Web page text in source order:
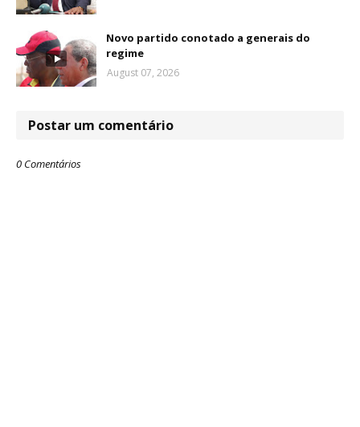
Novo partido conotado a generais do
regime
August 07, 2026
Postar um comentário
0 Comentários